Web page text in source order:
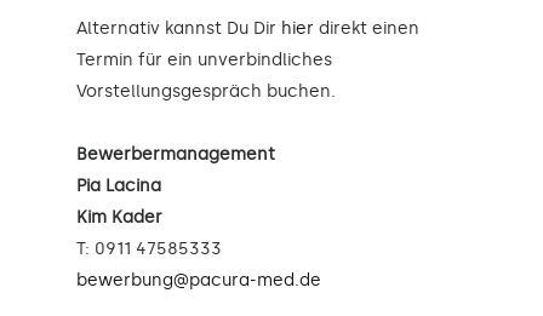
Alternativ kannst Du Dir hier direkt einen
Termin für ein unverbindliches
Vorstellungsgespräch buchen.
Bewerbermanagement
Pia Lacina
Kim Kader
T: 0911 47585333
bewerbung@pacura-med.de